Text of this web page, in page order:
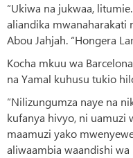
“Ukiwa na jukwaa,
aliandika mwanaharakati
Abou Jahjah. “Hongera
Kocha mkuu wa
na Yamal kuhusu tukio
“Nilizungumza naye na
kufanya hivyo, ni uamuzi
maamuzi yako
aliwaambia waandishi wa